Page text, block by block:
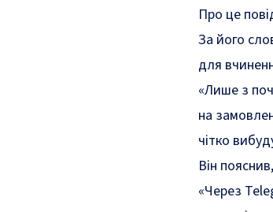
Про це
За його
для
«Лише з
на
чітко
Він
«Через